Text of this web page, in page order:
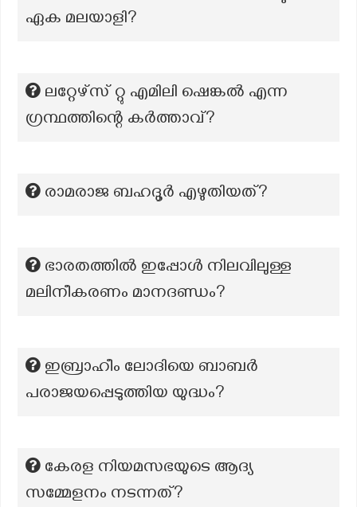
ഏക മലയാളി?
ലറ്റേഴ്സ് റ്റു എമിലി ഷെങ്കൽ എന്ന
ഗ്രന്ഥത്തിന്റെ കർത്താവ്?
രാമരാജ ബഹദൂര്‍ എഴുതിയത്?
ഭാരതത്തിൽ ഇപ്പോൾ നിലവിലുള്ള
മലിനീകരണം മാനദണ്ഡം?
ഇബ്രാഹീം ലോദിയെ ബാബർ
പരാജയപ്പെടുത്തിയ യുദ്ധം?
കേരള നിയമസഭയുടെ ആദ്യ
സമ്മേളനം നടന്നത്?